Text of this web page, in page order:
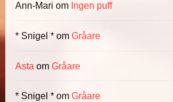
Ann-Mari om Ingen puff
* Snigel * omGråare
Asta omGråare
* Snigel * omGråare